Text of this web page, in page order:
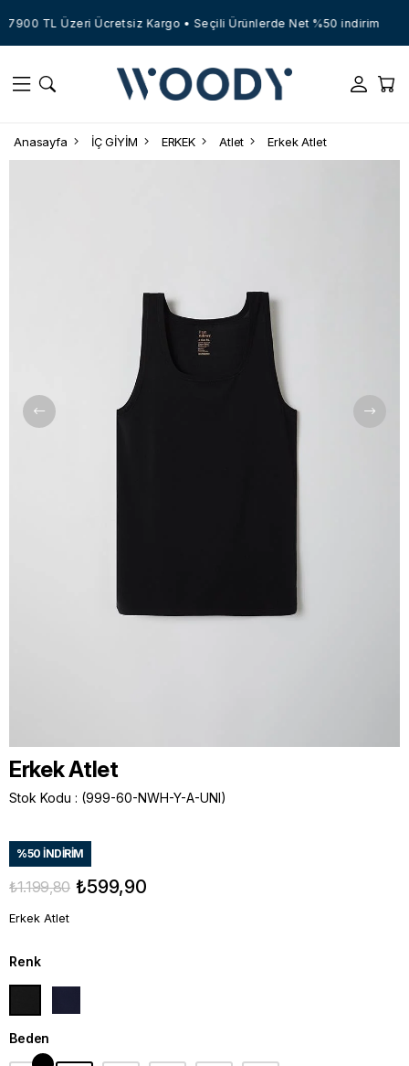
7900 TL Üzeri Ücretsiz Kargo • Seçili Ürünlerde Net %50 indirim
Anasayfa İÇ GİYİM ERKEK Atlet Erkek Atlet
Erkek Atlet
Stok Kodu (999-60-NWH-Y-A-UNI)
%50 İNDIRIM
₺1.199,80 ₺599,90
Erkek Atlet
Renk
Beden